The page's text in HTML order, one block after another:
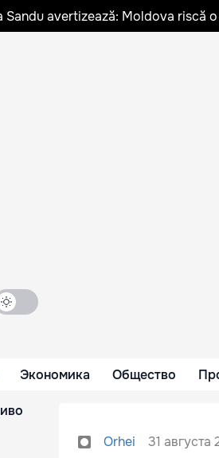
Sandu avertizează: Moldova riscă
Экономика Общество
Orhei 31 августа